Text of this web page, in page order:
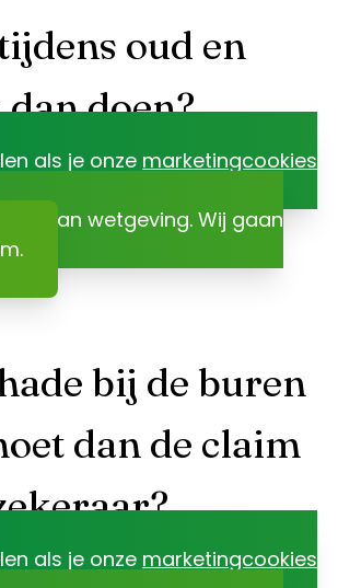
oud en
doen?
als je onze marketingcookies
van wetgeving. Wij gaan
bij de buren
dan de claim
als je onze marketingcookies